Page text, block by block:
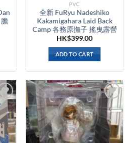
PVC
全新 FuRyu Nadeshiko
Kakamigahara Laid Back
Camp 各務原撫子 搖曳露營
HK$399.00
ADD TO CART